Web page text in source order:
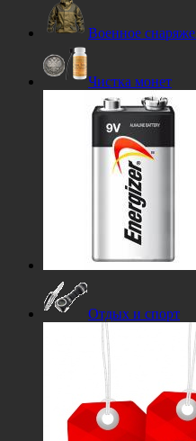
Военное
Чистка монет
Отдых и спорт